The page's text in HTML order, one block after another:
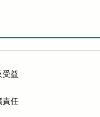
受益
責任